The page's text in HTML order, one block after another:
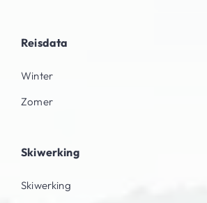
Reisdata
Winter
Zomer
Skiwerking
Skiwerking